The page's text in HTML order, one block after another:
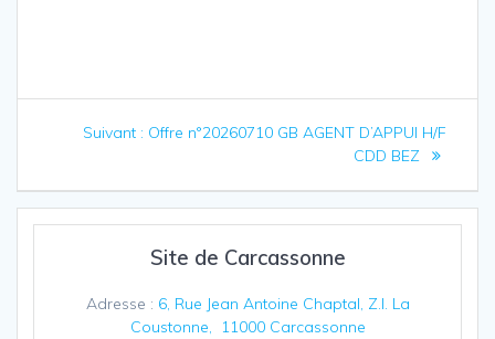
Navigation
l’article
Suivant : Article
Offre n°20260710 GB AGENT D’APPUI H/F
CDD BEZ
Site de Carcassonne
Adresse : 6, Rue Jean Antoine Chaptal, Z.I. La
Coustonne, 11000 Carcassonne